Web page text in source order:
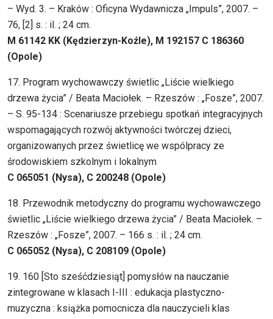
– Wyd. 3. – Kraków : Oficyna Wydawnicza „Impuls”, 2007. –
76, [2] s. : il. ; 24 cm.
M 61142 KK (Kędzierzyn-Koźle), M 192157 C 186360
(Opole)
17. Program wychowawczy świetlic „Liście wielkiego
drzewa życia” / Beata Maciołek. – Rzeszów : „Fosze”, 2007.
– S. 95-134 : Scenariusze przebiegu spotkań integracyjnych
wspomagających rozwój aktywności twórczej dzieci,
organizowanych przez świetlicę we wspólpracy ze
środowiskiem szkolnym i lokalnym
C 065051 (Nysa), C 200248 (Opole)
18. Przewodnik metodyczny do programu wychowawczego
świetlic „Liście wielkiego drzewa życia” / Beata Maciołek. –
Rzeszów : „Fosze”, 2007. – 166 s. : il. ; 24 cm.
C 065052 (Nysa), C 208109 (Opole)
19. 160 [Sto sześćdziesiąt] pomysłów na nauczanie
zintegrowane w klasach I-III : edukacja plastyczno-
muzyczna : książka pomocnicza dla nauczycieli klas